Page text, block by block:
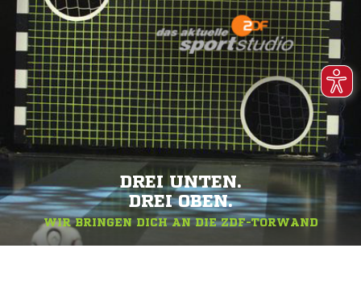
DREI UNTEN.
DREI OBEN.
WIR BRINGEN DICH AN DIE ZDF-TORWAND